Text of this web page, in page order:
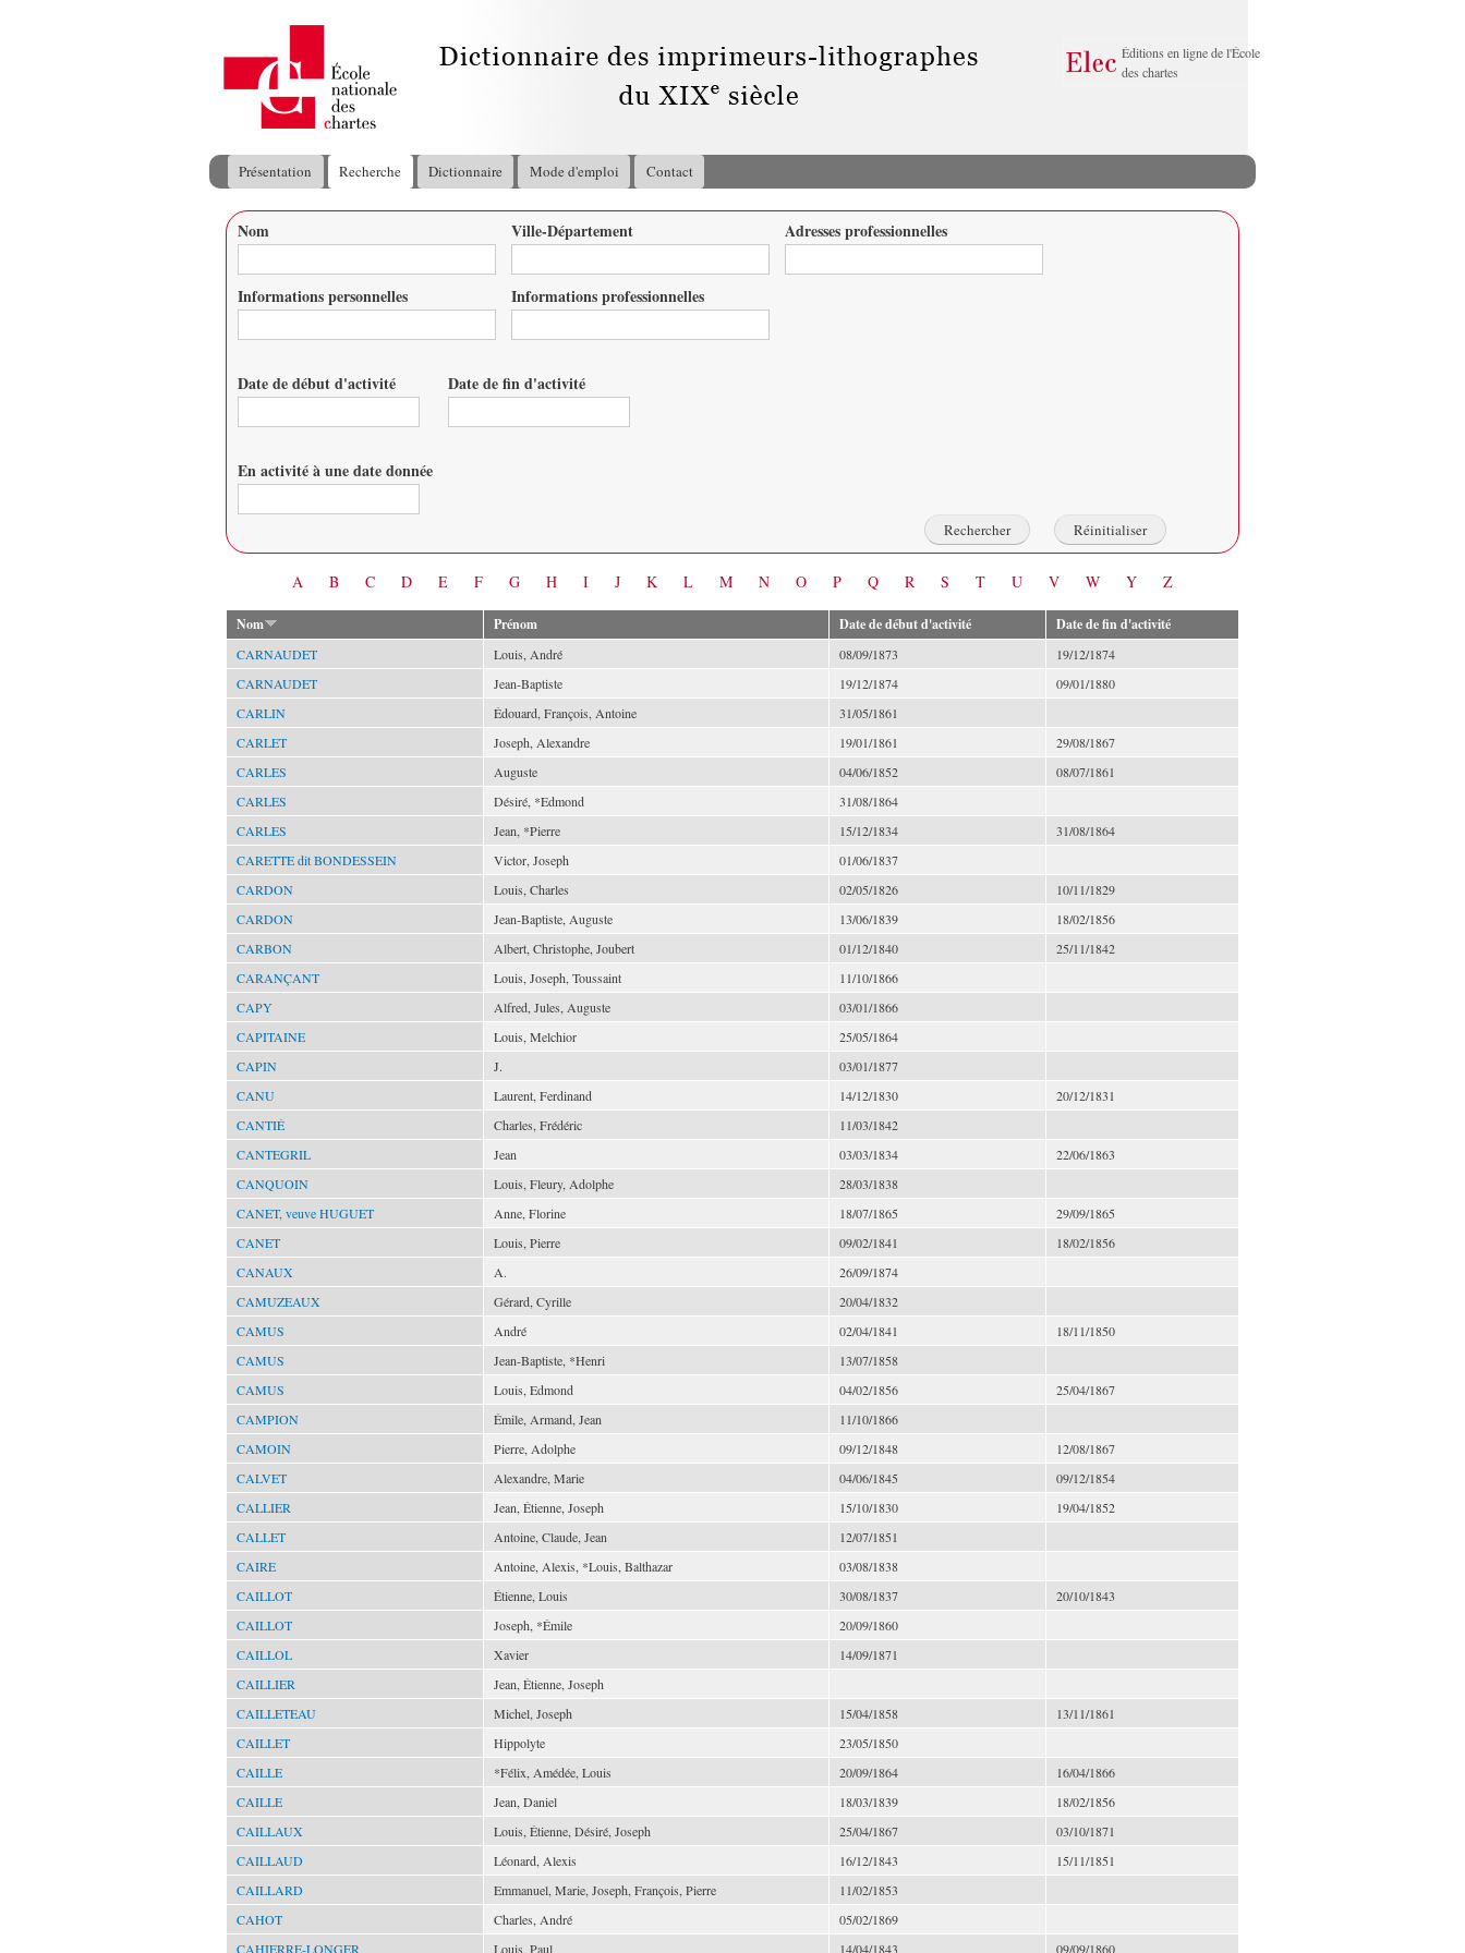
principal
Éditions en ligne de l'École
des chartes
Menu principal
Présentation Recherche Dictionnaire Mode d'emploi Contact
Vous êtes ici
Nom Ville-Département Adresses professionnelles
Informations personnelles Informations professionnelles
Date de début d'activité Date de fin d'activité
En activité à une date donnée
A B C D E F G H I J K L M N O P Q R S T U V W Y Z
Nom Prénom Date de début d'activité Date de fin d'activité
CARNAUDET Louis, André 08/09/1873
19/12/1874
CARNAUDET
Jean-Baptiste 19/12/1874
09/01/1880
CARLIN
Édouard, François, Antoine
31/05/1861
CARLET
Joseph, Alexandre 19/01/1861
29/08/1867
CARLES
Auguste 04/06/1852
08/07/1861
CARLES
Désiré, *Edmond
31/08/1864
CARLES
Jean, *Pierre 15/12/1834
31/08/1864
CARETTE dit BONDESSEIN
Victor, Joseph
01/06/1837
CARDON
Louis, Charles 02/05/1826
10/11/1829
CARDON
Jean-Baptiste, Auguste 13/06/1839
18/02/1856
CARBON
Albert, Christophe, Joubert 01/12/1840
25/11/1842
CARANÇANT
Louis, Joseph, Toussaint
11/10/1866
CAPY
Alfred, Jules, Auguste
03/01/1866
CAPITAINE
Louis, Melchior
25/05/1864
CAPIN
J.
03/01/1877
CANU
Laurent, Ferdinand 14/12/1830
20/12/1831
CANTIÉ
Charles, Frédéric
11/03/1842
CANTEGRIL
Jean 03/03/1834
22/06/1863
CANQUOIN
Louis, Fleury, Adolphe
28/03/1838
CANET, veuve HUGUET
Anne, Florine 18/07/1865
29/09/1865
CANET
Louis, Pierre 09/02/1841
18/02/1856
CANAUX
A.
26/09/1874
CAMUZEAUX
Gérard, Cyrille
20/04/1832
CAMUS
André 02/04/1841
18/11/1850
CAMUS
Jean-Baptiste, *Henri
13/07/1858
CAMUS
Louis, Edmond 04/02/1856
25/04/1867
CAMPION
Émile, Armand, Jean
11/10/1866
CAMOIN
Pierre, Adolphe 09/12/1848
12/08/1867
CALVET
Alexandre, Marie 04/06/1845
09/12/1854
CALLIER
Jean, Étienne, Joseph 15/10/1830
19/04/1852
CALLET
Antoine, Claude, Jean
12/07/1851
CAIRE
Antoine, Alexis, *Louis, Balthazar
03/08/1838
CAILLOT
Étienne, Louis 30/08/1837
20/10/1843
CAILLOT
Joseph, *Émile
20/09/1860
CAILLOL
Xavier
14/09/1871
CAILLIER
Jean, Étienne, Joseph
CAILLETEAU
Michel, Joseph 15/04/1858
13/11/1861
CAILLET
Hippolyte
23/05/1850
CAILLE
*Félix, Amédée, Louis 20/09/1864
16/04/1866
CAILLE
Jean, Daniel 18/03/1839
18/02/1856
CAILLAUX
Louis, Étienne, Désiré, Joseph 25/04/1867
03/10/1871
CAILLAUD
Léonard, Alexis 16/12/1843
15/11/1851
CAILLARD
Emmanuel, Marie, Joseph, François, Pierre
11/02/1853
CAHOT
Charles, André
05/02/1869
CAHIERRE-LONGER
Louis, Paul 14/04/1843 09/09/1860